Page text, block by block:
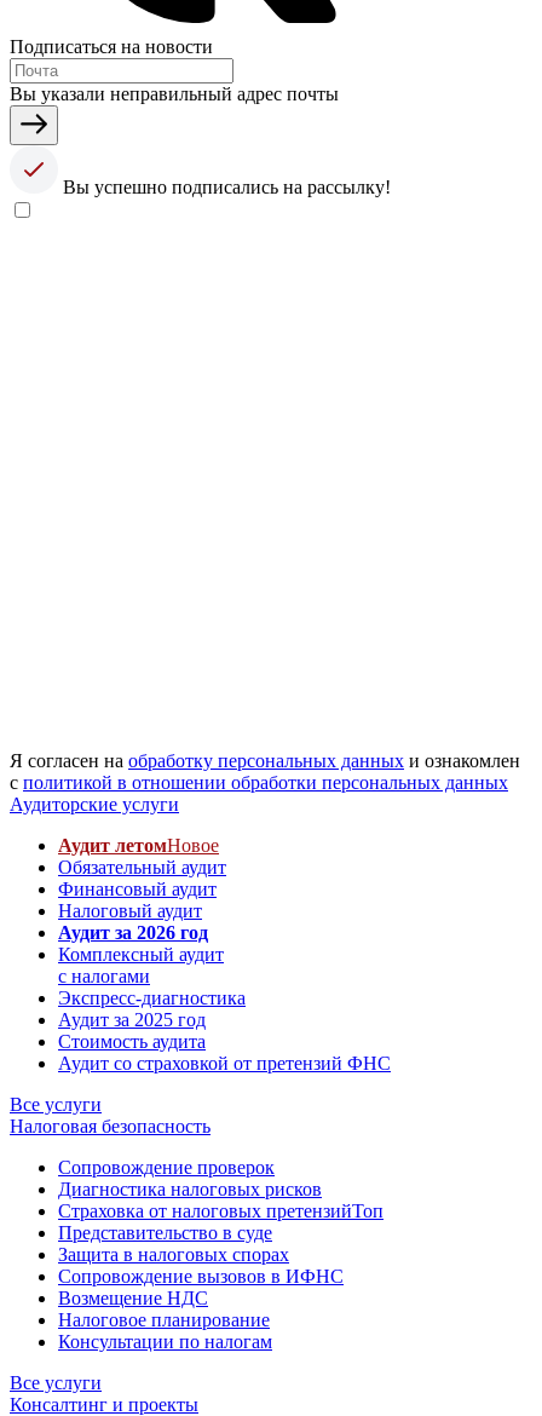
Подписаться на новости
Вы указали неправильный адрес почты
Вы успешно подписались на рассылку!
Я согласен на обработку персональных данных и ознакомлен
с политикой в отношении обработки персональных данных
Аудиторские услуги
Аудит летомНовое
Обязательный аудит
Финансовый аудит
Налоговый аудит
Аудит за 2026 год
Комплексный аудит
с налогами
Экспресс-диагностика
Аудит за 2025 год
Стоимость аудита
Аудит со страховкой от претензий ФНС
Все услуги
Налоговая безопасность
Сопровождение проверок
Диагностика налоговых рисков
Страховка от налоговых претензийТоп
Представительство в суде
Защита в налоговых спорах
Сопровождение вызовов в ИФНС
Возмещение НДС
Налоговое планирование
Консультации по налогам
Все услуги
Консалтинг и проекты